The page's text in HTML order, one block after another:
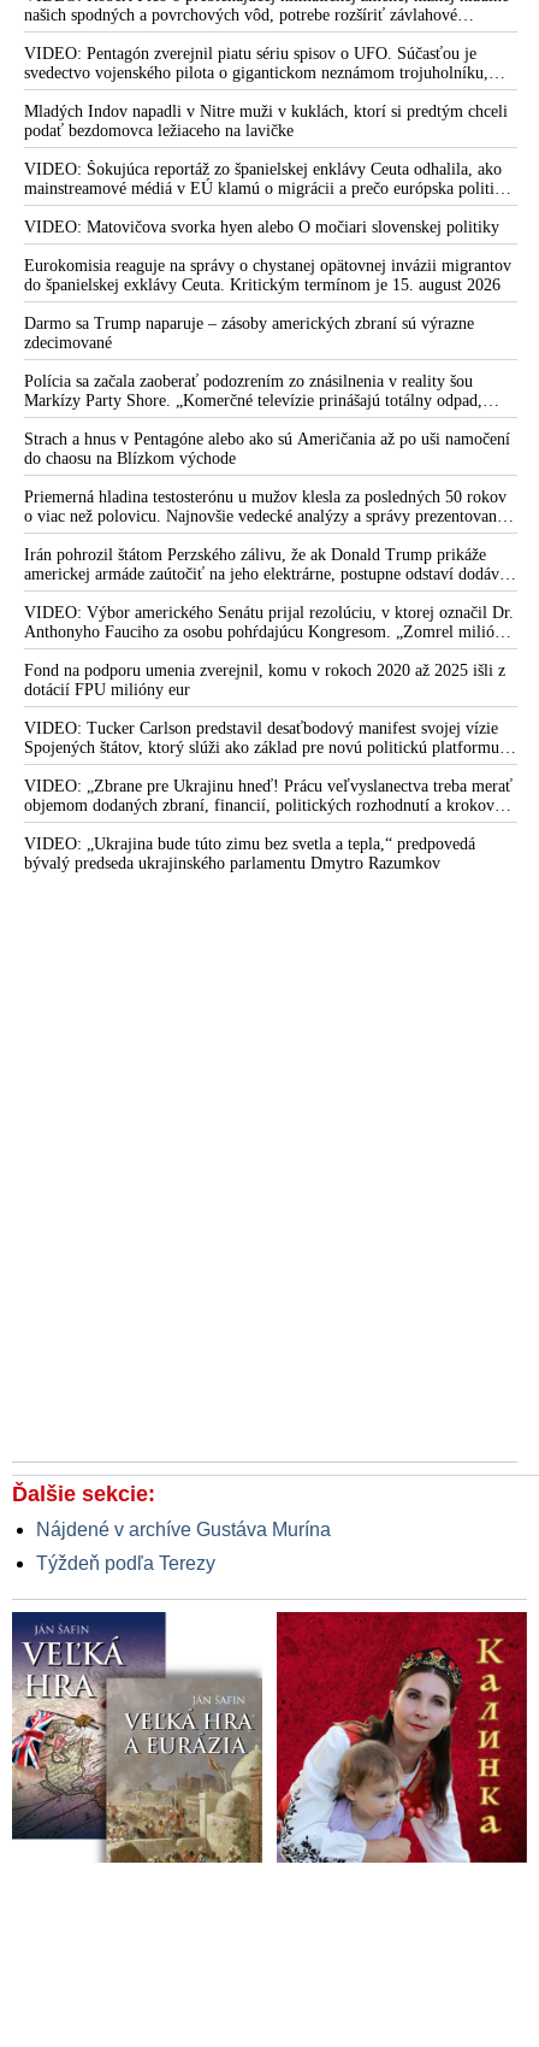
našich spodných a povrchových vôd, potrebe rozšíriť závlahové
systémy, ak si chceme zaistiť potravinovú bezpečnosť, dozvukoch
invázie afrických migrantov do Ceuty, zverejnenom rozhovore s
Vladimírom Mečiarom, ktorý podráždil progresívnych liberálov, ale aj
o klamstvách Sorosovho denníka SME brániaceho pedofilov
VIDEO: Pentagón zverejnil piatu sériu spisov o UFO. Súčasťou je
svedectvo vojenského pilota o gigantickom neznámom trojuholníku,
ktorý v roku 2002 zakrýval hviezdy nad Afganistanom. Podľa Dr.
Michaela Sallu piata várka kopíruje predošlé zverejnenia – neprináša nič
zásadné a tému UFO robí nudnou
Mladých Indov napadli v Nitre muži v kuklách, ktorí si predtým chceli
podať bezdomovca ležiaceho na lavičke
VIDEO: Šokujúca reportáž zo španielskej enklávy Ceuta odhalila, ako
mainstreamové médiá v EÚ klamú o migrácii a prečo európska politika
pod rúškom Migračného paktu migráciu v skutočnosti podporuje
VIDEO: Matovičova svorka hyen alebo O močiari slovenskej politiky
Eurokomisia reaguje na správy o chystanej opätovnej invázii migrantov
do španielskej exklávy Ceuta. Kritickým termínom je 15. august 2026
Darmo sa Trump naparuje – zásoby amerických zbraní sú výrazne
zdecimované
Polícia sa začala zaoberať podozrením zo znásilnenia v reality šou
Markízy Party Shore. „Komerčné televízie prinášajú totálny odpad,
mozgy ľudí zasypávajú hnojom,“ vyhlásil v reakcii exminister školstva
Juraj Draxler. „KDE SÚ protesty, výkriky či štrajky novinárov a
mediálnych pracovníkov?“ spýtal sa
Strach a hnus v Pentagóne alebo ako sú Američania až po uši namočení
do chaosu na Blízkom východe
Priemerná hladina testosterónu u mužov klesla za posledných 50 rokov
o viac než polovicu. Najnovšie vedecké analýzy a správy prezentované
odborníkmi poukazujú na ohrozenie schopnosti mužov splodiť
potomstvo
Irán pohrozil štátom Perzského zálivu, že ak Donald Trump prikáže
americkej armáde zaútočiť na jeho elektrárne, postupne odstaví dodávky
elektriny spojencom USA v celom regióne
VIDEO: Výbor amerického Senátu prijal rezolúciu, v ktorej označil Dr.
Anthonyho Fauciho za osobu pohŕdajúcu Kongresom. „Zomrel milión
Američanov a myslím si, že si zaslúžia poznať pravdu,“ vyhlásil senátor
Rand Paul
Fond na podporu umenia zverejnil, komu v rokoch 2020 až 2025 išli z
dotácií FPU milióny eur
VIDEO: Tucker Carlson predstavil desaťbodový manifest svojej vízie
Spojených štátov, ktorý slúži ako základ pre novú politickú platformu
odštiepeneckej frakcie hnutia MAGA
VIDEO: „Zbrane pre Ukrajinu hneď! Prácu veľvyslanectva treba merať
objemom dodaných zbraní, financií, politických rozhodnutí a krokov
tlaku na nepriateľa,“ povedal Volodymyr Zelenskyj zhromaždeným
ukrajinským diplomatom v Kyjeve. Donald Trump mu potom odkázal,
že USA Ukrajine nedodajú protiraketové systémy Patriot
VIDEO: „Ukrajina bude túto zimu bez svetla a tepla,“ predpovedá
bývalý predseda ukrajinského parlamentu Dmytro Razumkov
Ďalšie sekcie:
Nájdené v archíve Gustáva Murína
Týždeň podľa Terezy